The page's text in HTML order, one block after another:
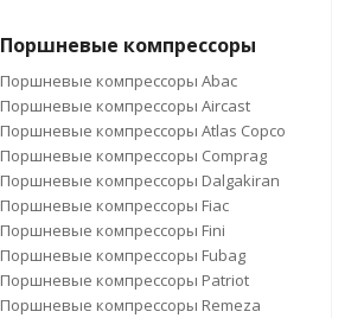
Поршневые компрессоры
Поршневые компрессоры Abac
Поршневые компрессоры Aircast
Поршневые компрессоры Atlas Copco
Поршневые компрессоры Comprag
Поршневые компрессоры Dalgakiran
Поршневые компрессоры Fiac
Поршневые компрессоры Fini
Поршневые компрессоры Fubag
Поршневые компрессоры Patriot
Поршневые компрессоры Remeza